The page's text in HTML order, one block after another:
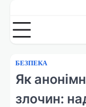
вмісту
БЕЗПЕКА
Як
злочин: